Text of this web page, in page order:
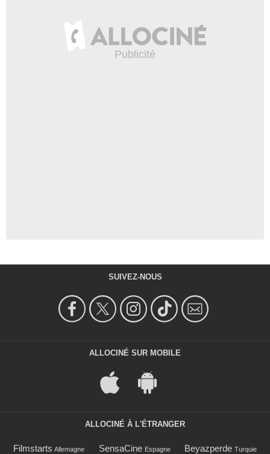
SUIVEZ-NOUS
ALLOCINÉ SUR MOBILE
ALLOCINÉ À L'ÉTRANGER
Filmstarts Allemagne SensaCine Espagne Beyazperde Turquie